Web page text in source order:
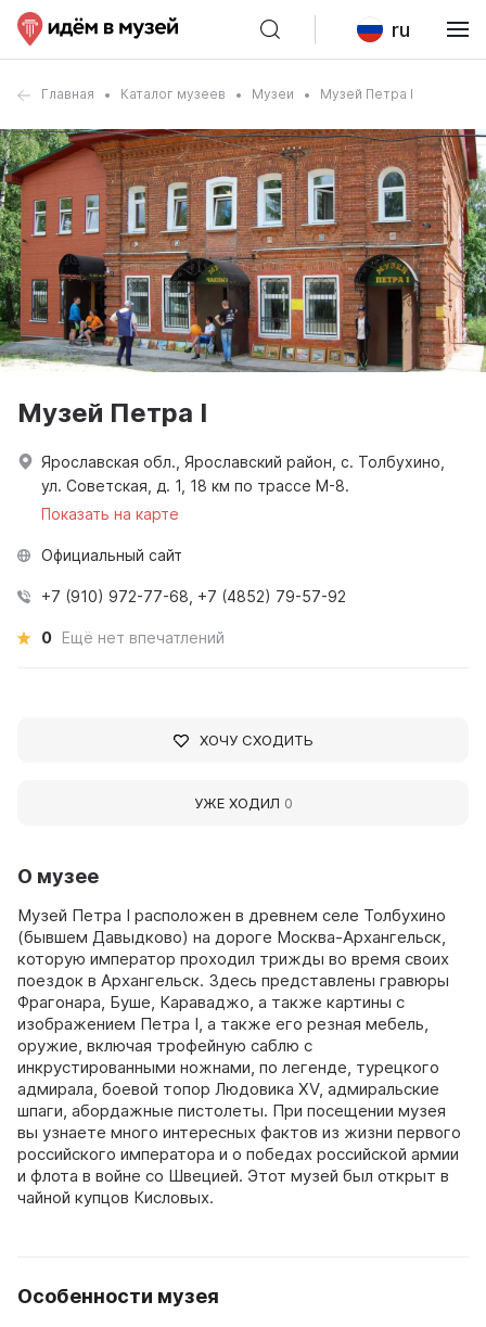
ru
Главная Каталог музеев Музеи Музей Петра I
О музее
Музей Петра I расположен в древнем селе Толбухино
(бывшем Давыдково) на дороге Москва-Архангельск,
которую император проходил трижды во время своих
поездок в Архангельск. Здесь представлены гравюры
Фрагонара, Буше, Караваджо, а также картины с
изображением Петра I, а также его резная мебель,
оружие, включая трофейную саблю с
инкрустированными ножнами, по легенде, турецкого
адмирала, боевой топор Людовика XV, адмиральские
шпаги, абордажные пистолеты. При посещении музея
вы узнаете много интересных фактов из жизни первого
российского императора и о победах российской армии
и флота в войне со Швецией. Этот музей был открыт в
чайной купцов Кисловых.
Особенности музея
Музей Петра I
Ярославская обл., Ярославский район, с. Толбухино,
ул. Советская, д. 1, 18 км по трассе М-8.
Показать на карте
Официальный сайт
+7 (910) 972-77-68, +7 (4852) 79-57-92
0 Ещё нет впечатлений
ХОЧУ СХОДИТЬ
УЖЕ ХОДИЛ 0